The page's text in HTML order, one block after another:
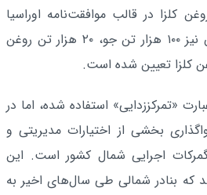
۴۰ هزار تن روغن کلزا در قالب موافقت‌نامه اوراسیا
خواهند بود. سهمیه گلستان نیز ۱۰۰ هزار تن جو، ۲۰ هزار تن روغن
«تمرکززدایی» استفاده شده، اما در
بخشی از اختیارات مدیریتی و
اجرایی شمال کشور است. این
که بنادر شمالی طی سال‌های اخیر به